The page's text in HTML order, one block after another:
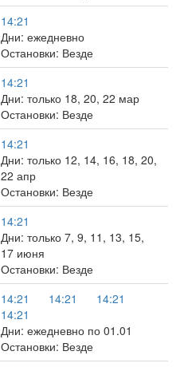
14:21
Дни: ежедневно
Остановки: Везде
14:21
Дни: только 18, 20, 22 мар
Остановки: Везде
14:21
Дни: только 12, 14, 16, 18, 20,
22 апр
Остановки: Везде
14:21
Дни: только 7, 9, 11, 13, 15,
17 июня
Остановки: Везде
14:21 14:21
14:21
14:21
Дни: ежедневно по 01.01
Остановки: Везде